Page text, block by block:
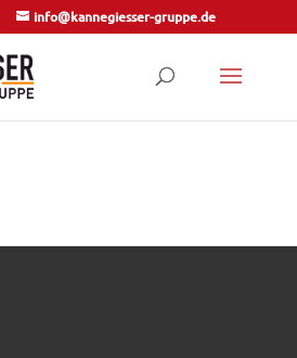
info@kannegiesser-gruppe.de